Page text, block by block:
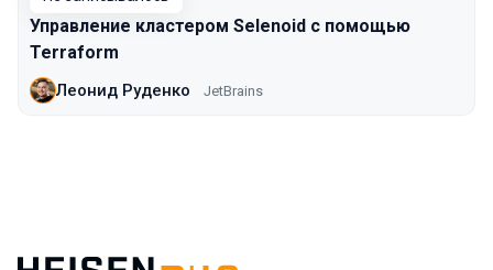
Управление кластером Selenoid с помощью
Terraform
Леонид Руденко JetBrains